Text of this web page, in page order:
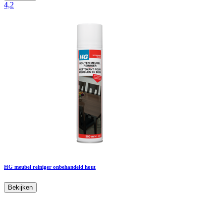
4,2
HG meubel reiniger onbehandeld hout
Bekijken